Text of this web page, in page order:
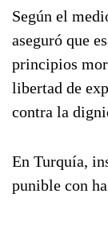
Según el
aseguró que
principios
libertad de
contra la
En Turquía,
punible con